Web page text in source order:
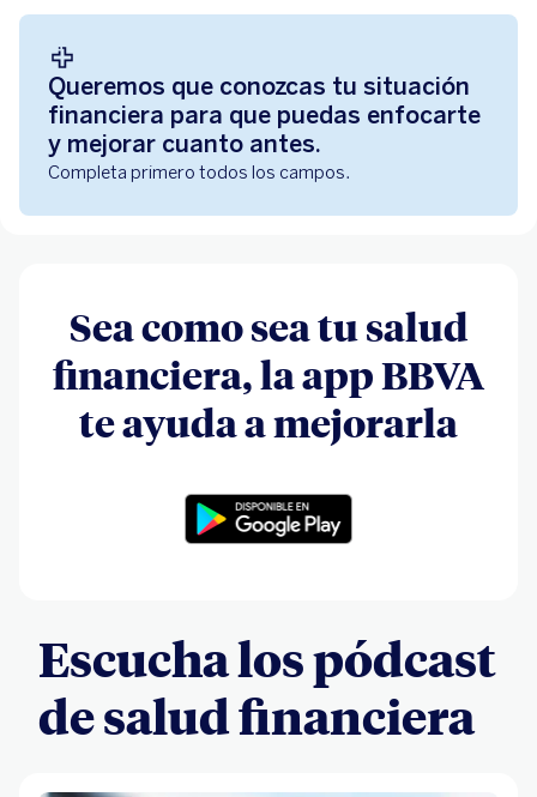
Sea como sea tu salud
financiera, la app BBVA
te ayuda a mejorarla
Escucha los pódcast
de salud financiera